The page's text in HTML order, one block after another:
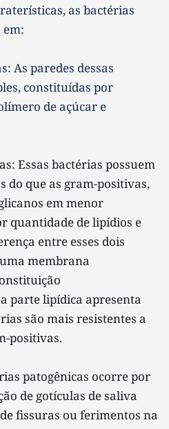
as bactérias
em:
As paredes dessas
constituídas por
de açúcar e
Essas bactérias possuem
do que as gram-positivas,
em menor
quantidade de lipídios e
entre esses dois
membrana
parte lipídica apresenta
são mais resistentes a
positivas.
patogênicas ocorre por
de gotículas de saliva
fissuras ou ferimentos na